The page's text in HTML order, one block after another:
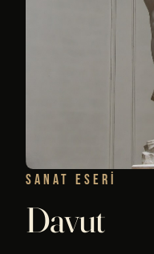
SANAT ESERI
Davut